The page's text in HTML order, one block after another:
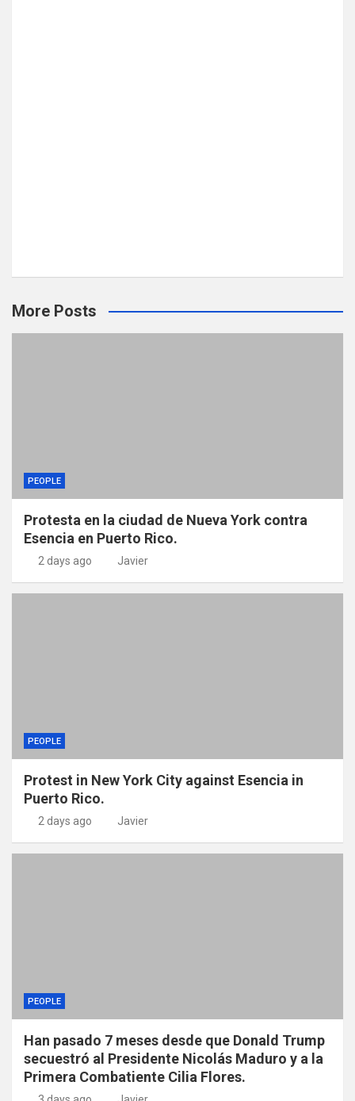
More Posts
PEOPLE
Protesta en la ciudad de Nueva York contra
Esencia en Puerto Rico.
2 days ago Javier
PEOPLE
Protest in New York City against Esencia in
Puerto Rico.
2 days ago Javier
PEOPLE
Han pasado 7 meses desde que Donald Trump
secuestró al Presidente Nicolás Maduro y a la
Primera Combatiente Cilia Flores.